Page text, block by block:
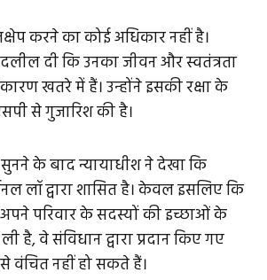
करने का कोई अधिकार नहीं है।
दी कि उनका जीवन और स्वतंत्रता
खतरे में हैं। उन्होंने इसकी रक्षा के
से गुजारिश की है।
के बाद न्यायाधीश ने देखा कि
लॉ द्वारा शासित है। केवल इसलिए कि
परिवार के सदस्यों की इच्छाओं के
है, वे संविधान द्वारा प्रदान किए गए
वंचित नहीं हो सकते हैं।